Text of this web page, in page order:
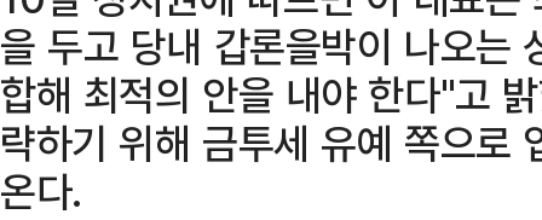
을 두고 당내 갑론을박이 나오는
합해 최적의 안을 내야 한다"고
략하기 위해 금투세 유예 쪽으로
온다.